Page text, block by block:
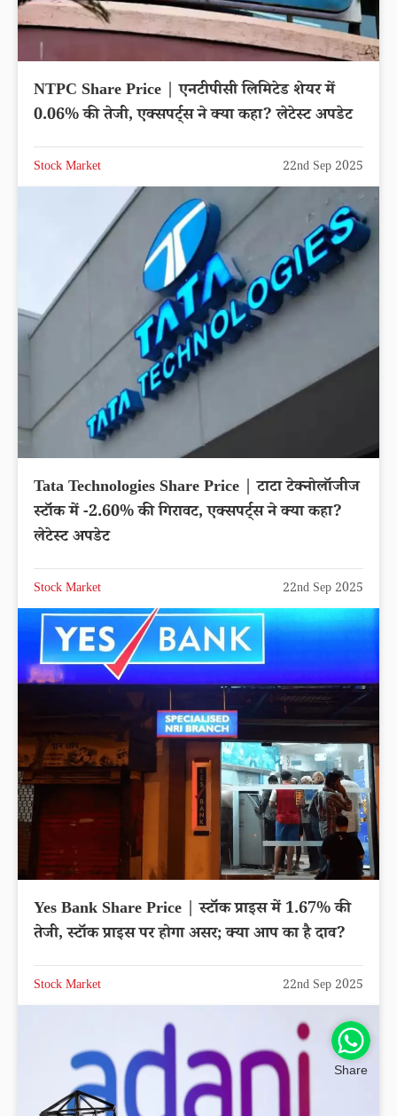
NTPC Share Price | एनटीपीसी लिमिटेड शेयर में
0.06% की तेजी, एक्सपर्ट्स ने क्या कहा? लेटेस्ट अपडेट
Stock Market 22nd Sep 2025
Tata Technologies Share Price | टाटा टेक्नोलॉजीज
स्टॉक में -2.60% की गिरावट, एक्सपर्ट्स ने क्या कहा?
लेटेस्ट अपडेट
Stock Market 22nd Sep 2025
Yes Bank Share Price | स्टॉक प्राइस में 1.67% की
तेजी, स्टॉक प्राइस पर होगा असर; क्या आप का है दाव?
Stock Market 22nd Sep 2025
Share